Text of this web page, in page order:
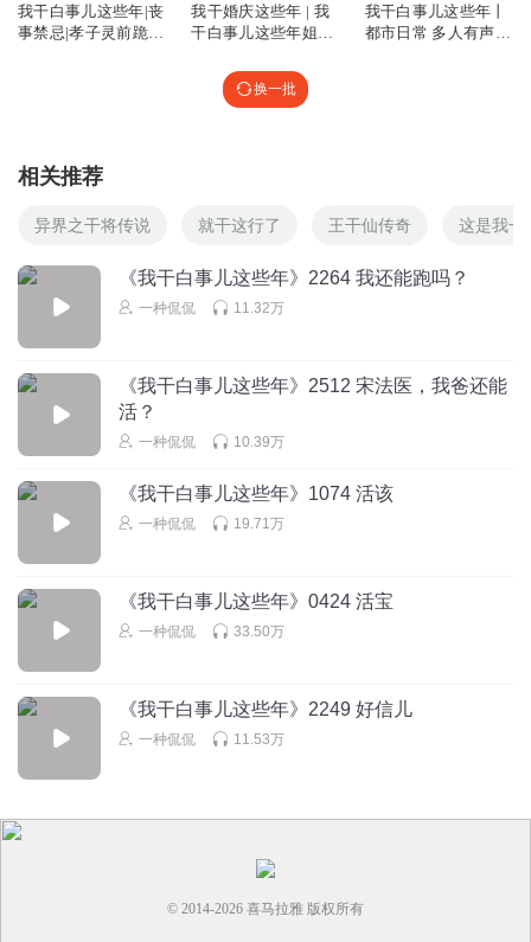
铁三角的小曼
来福和肉肉两只狗精尖着呢
Moon_瑞雪
艾玛，来福和肉肉两只狗精 不是一般的挑剔
回复 2024-04-09 2
九号糖豆
声音为啥不对林然为啥是两个声音
回复
岁月话沧海
怎么感觉出了主角，所有人都过得不好
我干白事儿这些年|丧
事禁忌|孝子灵前跪|
我干婚庆这些年 | 我
干白事儿这些年姐妹
有声剧
我干白事儿这些年丨
都市日常 多人有声
换一批
相关推荐
异界之干将传说 就干这行了 王干仙传奇 这是我一
《我干白事儿这些年》2264 我还能跑吗？
一种侃侃 11.32万
《我干白事儿这些年》2512 宋法医，我爸还能
活？
一种侃侃 10.39万
《我干白事儿这些年》1074 活该
一种侃侃 19.71万
《我干白事儿这些年》0424 活宝
一种侃侃 33.50万
《我干白事儿这些年》2249 好信儿
一种侃侃 11.53万
© 2014-2026 喜马拉雅 版权所有